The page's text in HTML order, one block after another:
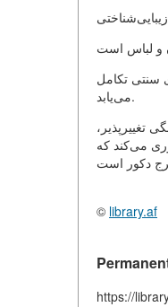
سنتی تکامل
می‌یابد.
تغییرپذیر،
می‌کند که
© library.af